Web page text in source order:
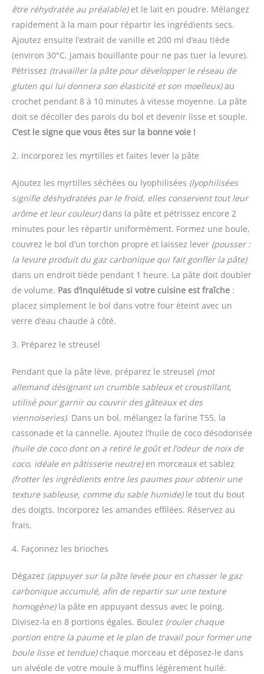
être réhydratée au préalable)et le lait en poudre. Mélangez
rapidement à la main pour répartir les ingrédients secs.
Ajoutez ensuite l’extrait de vanille et 200 ml d’eau tiède
(environ 30°C, jamais bouillante pour ne pas tuer la levure).
Pétrissez (travailler la pâte pour développer le réseau de
gluten qui lui donnera son élasticité et son moelleux)au
crochet pendant 8 à 10 minutes à vitesse moyenne. La pâte
doit se décoller des parois du bol et devenir lisse et souple.
C’est le signe que vous êtes sur la bonne voie !
2. Incorporez les myrtilles et faites lever la pâte
Ajoutez les myrtilles séchées ou lyophilisées (lyophilisées
signifie déshydratées par le froid, elles conservent tout leur
arôme et leur couleur)dans la pâte et pétrissez encore 2
minutes pour les répartir uniformément. Formez une boule,
couvrez le bol d’un torchon propre et laissez lever (pousser :
la levure produit du gaz carbonique qui fait gonfler la pâte)
dans un endroit tiède pendant 1 heure. La pâte doit doubler
de volume. Pas d’inquiétude si votre cuisine est fraîche :
placez simplement le bol dans votre four éteint avec un
verre d’eau chaude à côté.
3. Préparez le streusel
Pendant que la pâte lève, préparez le streusel (mot
allemand désignant un crumble sableux et croustillant,
utilisé pour garnir ou couvrir des gâteaux et des
viennoiseries). Dans un bol, mélangez la farine T55, la
cassonade et la cannelle. Ajoutez l’huile de coco désodorisée
(huile de coco dont on a retiré le goût et l’odeur de noix de
coco, idéale en pâtisserie neutre)en morceaux et sablez
(frotter les ingrédients entre les paumes pour obtenir une
texture sableuse, comme du sable humide)le tout du bout
des doigts. Incorporez les amandes effilées. Réservez au
frais.
4. Façonnez les brioches
Dégazez (appuyer sur la pâte levée pour en chasser le gaz
carbonique accumulé, afin de repartir sur une texture
homogène)la pâte en appuyant dessus avec le poing.
Divisez-la en 8 portions égales. Boulez (rouler chaque
portion entre la paume et le plan de travail pour former une
boule lisse et tendue)chaque morceau et déposez-le dans
un alvéole de votre moule à muffins légèrement huilé.